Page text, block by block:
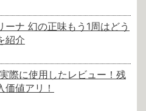
ナ 幻の正味もう1周はどう
紹介
際に使用したレビュー！残
値アリ！